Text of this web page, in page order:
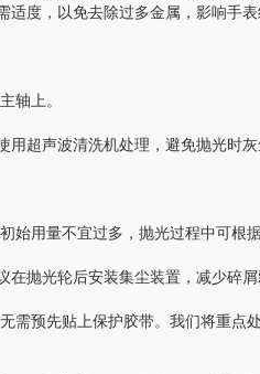
度，以免去除过多金属，影响手表
轴上。
超声波清洗机处理，避免抛光时
用量不宜过多，抛光过程中可根据
抛光轮后安装集尘装置，减少碎屑
预先贴上保护胶带。我们将重点